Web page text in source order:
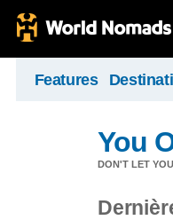
Features
You
DON'T LET